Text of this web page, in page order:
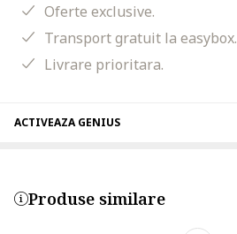
Oferte exclusive.
Transport gratuit la easybox.
Livrare prioritara.
ACTIVEAZA GENIUS
Produse similare